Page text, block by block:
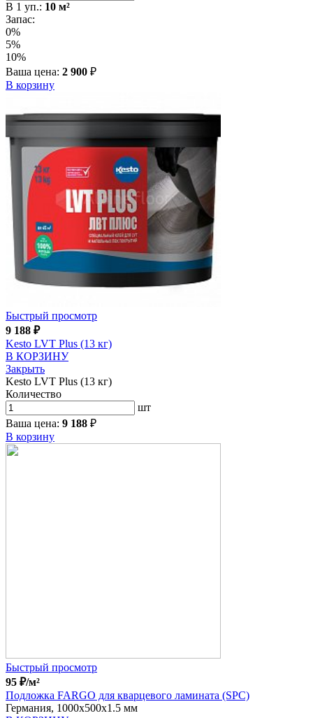
В 1 уп.: 10 м²
Запас:
0%
5%
10%
Ваша цена: 2 900 ₽
В корзину
Быстрый просмотр
9 188 ₽
Kesto LVT Plus (13 кг)
В КОРЗИНУ
Закрыть
Kesto LVT Plus (13 кг)
Количество
шт
Ваша цена: 9 188 ₽
В корзину
Быстрый просмотр
95 ₽/м²
Подложка FARGO для кварцевого ламината (SPC)
Германия, 1000x500x1.5 мм